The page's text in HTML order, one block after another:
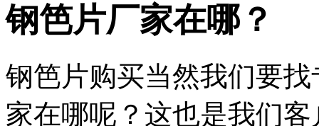
钢笆片厂家在哪？
钢笆片购买当然我们要
家在哪呢？这也是我们